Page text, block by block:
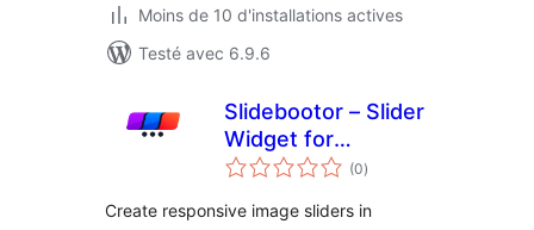
Moins de 10 d'installations actives
Testé avec 6.9.6
Slidebootor – Slider
Widget for
Elementor
(0notes
en
)
Create responsive image sliders in